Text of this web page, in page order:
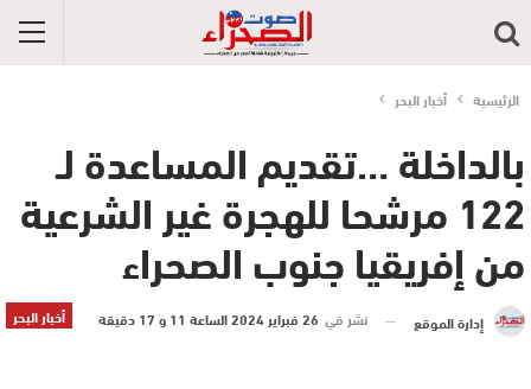
الرئيسية أخبار البحر
بالداخلة …تقديم المساعدة لـ
122 مرشحا للهجرة غير الشرعية
من إفريقيا جنوب الصحراء
أخبار البحر إدارة الموقع نشر في 26 فبراير 2024 الساعة 11 و 17 دقيقة